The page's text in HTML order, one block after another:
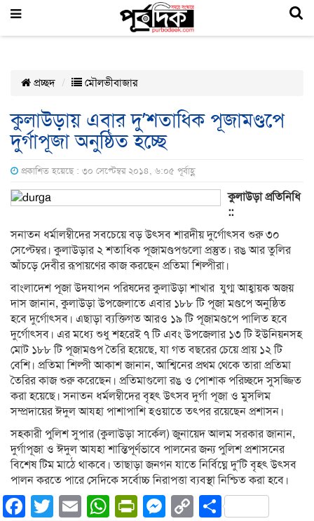
প্রচ্ছদ মৌলভীবাজার
কুলাউড়ায় এবার দু’শতাধিক পূজামণ্ডপে
দুর্গাপূজা অনুষ্ঠিত হচ্ছে
প্রকাশিত হয়েছে : ৩০ সেপ্টেম্বর ২০১৪, ৬:০৫ পূর্বাহ্ণ
কুলাউড়া প্রতিনিধি
::
সনাতন ধর্মালম্বীদের সবচেয়ে বড় উৎসব শারদীয় দুর্গোৎসব শুরু ৩০
সেপ্টেম্বর। কুলাউড়ার ২ শতাধিক পূজামণ্ডপগুলো প্রস্তুত। রঙ আর তুলির
আঁচড়ে দেবীর রূপায়ণের কাজ করছেন প্রতিমা শিল্পীরা।
বাংলাদেশ পূজা উদযাপন পরিষদের কুলাউড়া শাখার যুগ্ম আহ্বায়ক অজয়
দাস জানান, কুলাউড়া উপজেলাতে এবার ১৮৮ টি পূজা মণ্ডপে অনুষ্ঠিত
হবে দুর্গোৎসব। এছাড়া ব্যক্তিগত আরও ১৯ টি পূজামণ্ডপে পালিত হবে
দুর্গোৎসব। এর মধ্যে শুধু শহরেই ৭ টি এবং উপজেলার ১৩ টি ইউনিয়নসহ
মোট ১৮৮ টি পূজামণ্ডপ তৈরি হয়েছে, যা গত বছরের চেয়ে প্রায় ১২ টি
বেশি। প্রতিমা শিল্পী আকাশ জানান, আশ্বিনের প্রথম থেকে তারা প্রতিমা
তৈরির কাজ শুরু করেছেন। প্রতিমাগুলো রঙ ও পোশাক পরিচ্ছদে সুসজ্জিত
করা হয়েছে। সনাতন ধর্মলম্বীদের বৃহৎ উৎসব দুর্গা পূজা ও মুসলিম
সম্প্রদায়ের ঈদুল আযহা পাশাপাশি হওয়াতে তৎপর রয়েছেন প্রশাসন।
সহকারী পুলিশ সুপার (কুলাউড়া সার্কেল) জুনায়েদ আলম সরকার জানান,
দুর্গাপূজা ও ঈদুল আযহা শান্তিপূর্ণভাবে পালনের জন্য পুলিশ প্রশাসনের
বিশেষ টিম মাঠে থাকবে। তাছাড়া জনগন যাতে নির্বিঘ্নে দু’টি বৃহৎ উৎসব
পালন করতে পারে সেদিকে সর্বোচ্চ নিরাপত্তা ব্যবস্থা নিশ্চিত করা হবে।
Facebook
Twitter
EmailWhatsApp
PrintFriendly
Messenger
CopyShare